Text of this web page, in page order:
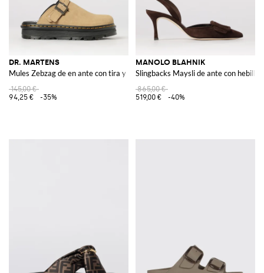
DR. MARTENS
Mules Zebzag de en ante con tira y puntera redonda
145,00 €
94,25 €
-35%
MANOLO BLAHNIK
Slingbacks Maysli de ante con hebilla
865,00 €
519,00 €
-40%